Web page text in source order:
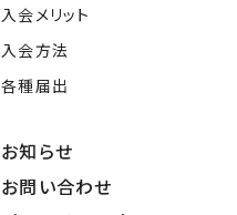
入会メリット
入会方法
各種届出
お知らせ
お問い合わせ